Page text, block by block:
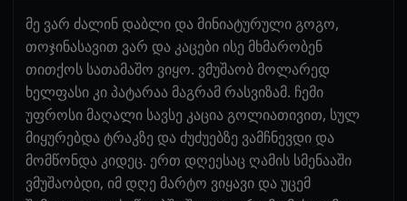
მე ვარ ძალინ დაბლი და მინიატურული გოგო,
თოჯინასავით ვარ და კაცები ისე მხმარობენ
თითქოს სათამაშო ვიყო. ვმუშაობ მოლარედ
ხელფასი კი პატარაა მაგრამ რასვიზამ. ჩემი
უფროსი მაღალი სავსე კაცია გოლიათივით, სულ
მიყურებდა ტრაკზე და ძუძუებზე ვამჩნევდი და
მომწონდა კიდეც. ერთ დღეესაც ღამის სმენააში
ვმუშაობდი, იმ დღე მარტო ვიყავი და უცემ